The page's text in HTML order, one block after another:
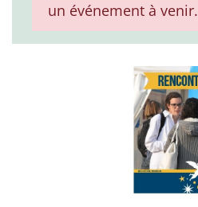
un événement à venir.